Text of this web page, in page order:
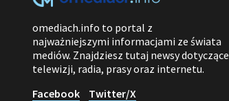
omediach.info to portal z
najważniejszymi informacjami ze świata
mediów. Znajdziesz tutaj newsy dotyczące
telewizji, radia, prasy oraz internetu.
Facebook
Twitter/X